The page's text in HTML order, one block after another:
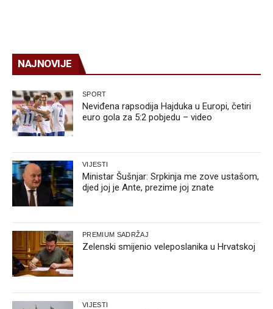
NAJNOVIJE
SPORT
Neviđena rapsodija Hajduka u Europi, četiri
euro gola za 5:2 pobjedu – video
VIJESTI
Ministar Šušnjar: Srpkinja me zove ustašom,
djed joj je Ante, prezime joj znate
PREMIUM SADRŽAJ
Zelenski smijenio veleposlanika u Hrvatskoj
VIJESTI